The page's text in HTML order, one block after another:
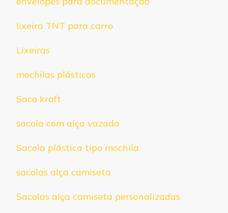
lixeira TNT para carro
Lixeiras
mochilas plásticas
Saco kraft
sacola com alça vazada
Sacola plástica tipo mochila
sacolas alça camiseta
Sacolas alça camiseta personalizadas